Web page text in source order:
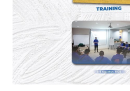
Objective
Training
sebagai
langkah
pasti
mencapai
objective